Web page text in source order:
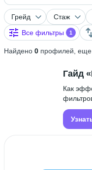
Грейд Стаж
Все фильтры
1
Найдено 0 профилей, еще
Гайд
Как